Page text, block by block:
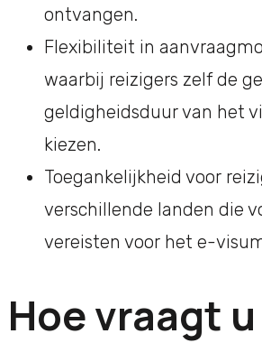
ontvangen.
Flexibiliteit in
waarbij reizigers zelf de
geldigheidsduur van het
kiezen.
Toegankelijkheid voor
verschillende landen die
vereisten voor het e-
Hoe vraagt